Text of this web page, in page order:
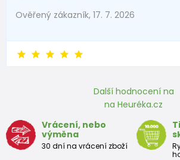
Ověřený zákazník, 17. 7. 2026
Další hodnocení na
na Heuréka.cz
Vrácení, nebo
výměna
30 dní na vrácení zboží